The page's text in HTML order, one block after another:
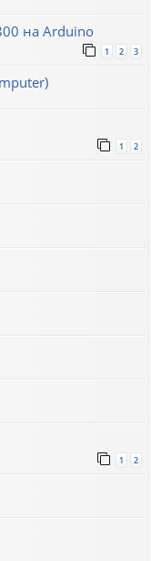
на Arduino
1 2 3
1 2
1 2